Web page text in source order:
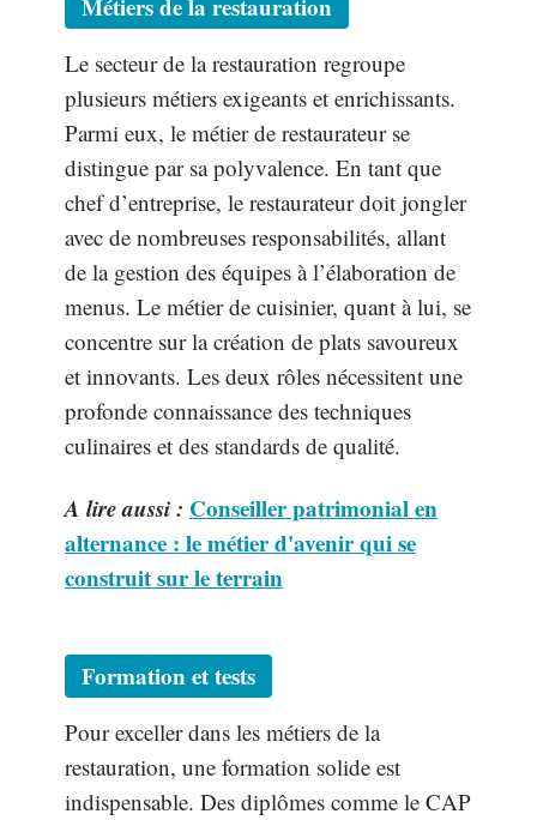
Métiers de la restauration
Le secteur de la restauration regroupe
plusieurs métiers exigeants et enrichissants.
Parmi eux, le métier de restaurateur se
distingue par sa polyvalence. En tant que
chef d’entreprise, le restaurateur doit jongler
avec de nombreuses responsabilités, allant
de la gestion des équipes à l’élaboration de
menus. Le métier de cuisinier, quant à lui, se
concentre sur la création de plats savoureux
et innovants. Les deux rôles nécessitent une
profonde connaissance des techniques
culinaires et des standards de qualité.
A lire aussi : Conseiller patrimonial en
alternance : le métier d'avenir qui se
construit sur le terrain
Formation et tests
Pour exceller dans les métiers de la
restauration, une formation solide est
indispensable. Des diplômes comme le CAP